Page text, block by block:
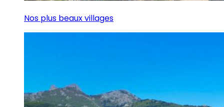
Nos plus beaux villages